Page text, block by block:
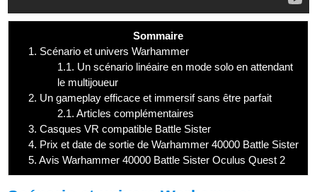
Sommaire
1. Scénario et univers Warhammer
1.1. Un scénario linéaire en mode solo en attendant
le multijoueur
2. Un gameplay efficace et immersif sans être parfait
2.1. Articles complémentaires
3. Casques VR compatible Battle Sister
4. Prix et date de sortie de Warhammer 40000 Battle Sister
5. Avis Warhammer 40000 Battle Sister Oculus Quest 2